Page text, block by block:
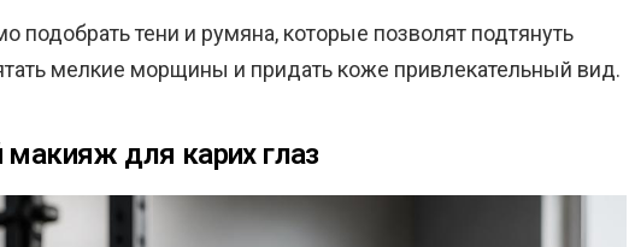
подобрать тени и румяна, которые позволят подтянуть
мелкие морщины и придать коже привлекательный вид.
для карих глаз